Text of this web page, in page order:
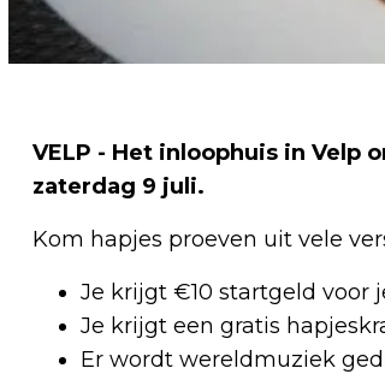
VELP - Het inloophuis in
zaterdag 9 juli.
Kom hapjes proeven uit vele
Je krijgt €10 startgeld voor
Je krijgt een gratis
Er wordt wereldmuziek